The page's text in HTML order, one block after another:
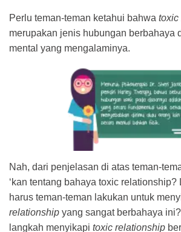
Perlu teman-teman ketahui bahwa toxic
merupakan jenis hubungan berbahaya
mental yang mengalaminya.
Nah, dari penjelasan di atas teman-
‘kan tentang bahaya toxic relationship?
harus teman-teman lakukan untuk
relationship yang sangat berbahaya
langkah menyikapi toxic relationship